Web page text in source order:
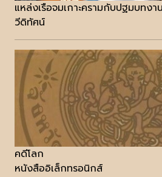
แหล่งเรือจมเกาะครามกับปฐมบทง
วีดิทัศน์
คดีโลก
หนังสืออิเล็กทรอนิกส์